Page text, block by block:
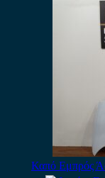
Καπό Εμπρός